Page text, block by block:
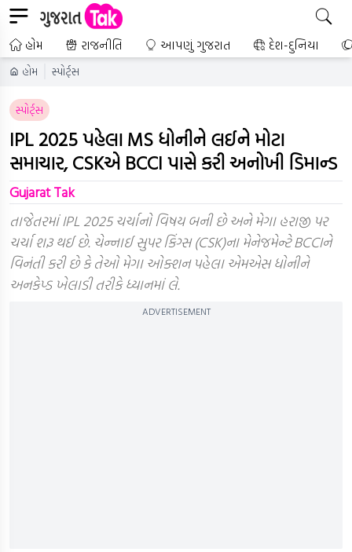
હોમ રાજનીતિ આપણું ગુજરાત દેશ-દુનિયા
હોમ સ્પોર્ટ્સ
સ્પોર્ટ્સ
IPL 2025 પહેલા MS ધોનીને લઈને મોટા
સમાચાર, CSKએ BCCI પાસે કરી અનોખી ડિમાન્ડ
Gujarat Tak
તાજેતરમાં IPL 2025 ચર્ચાનો વિષય બની છે અને મેગા હરાજી પર
ચર્ચા શરૂ થઈ છે. ચેન્નાઈ સુપર કિંગ્સ (CSK)ના મેનેજમેન્ટે BCCIને
વિનંતી કરી છે કે તેઓ મેગા ઓક્શન પહેલા એમએસ ધોનીને
અનકેપ્ડ ખેલાડી તરીકે ધ્યાનમાં લે.
ADVERTISEMENT